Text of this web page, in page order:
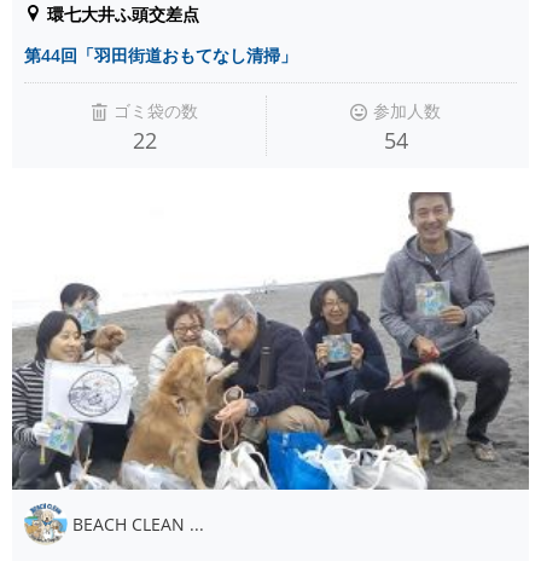
環七大井ふ頭交差点
第44回「羽田街道おもてなし清掃」
ゴミ袋の数
22
参加人数
54
BEACH CLEAN ...